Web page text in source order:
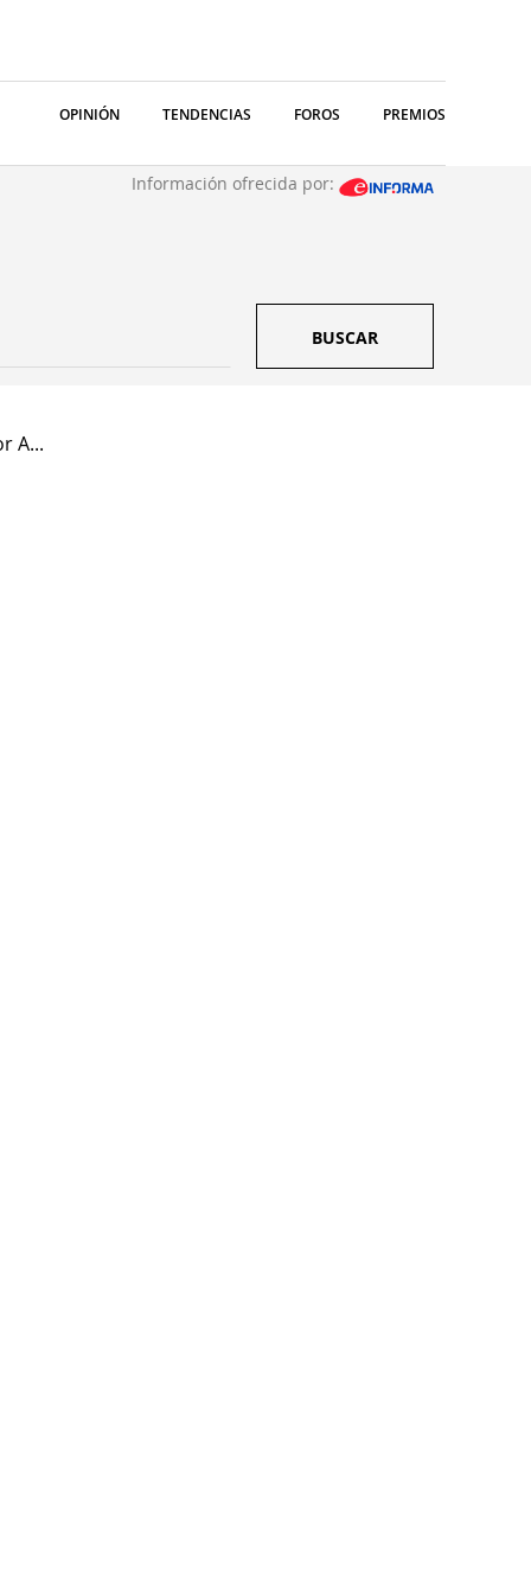
OPINIÓN TENDENCIAS FOROS PREMIOS
Información ofrecida por:
BUSCAR
A...